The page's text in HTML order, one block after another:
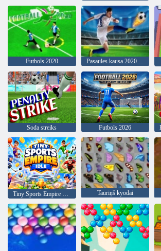
Futbols 2020 Pasaules kausa 2020. gada futbols
Soda streiks Futbols 2026
Tauriņš kyodai